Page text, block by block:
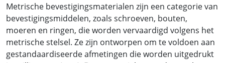
Metrische bevestigingsmaterialen zijn een categorie van
bevestigingsmiddelen, zoals schroeven, bouten,
moeren en ringen, die worden vervaardigd volgens het
metrische stelsel. Ze zijn ontworpen om te voldoen aan
gestandaardiseerde afmetingen die worden uitgedrukt